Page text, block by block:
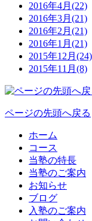
2016年4月(22)
2016年3月(21)
2016年2月(21)
2016年1月(21)
2015年12月(24)
2015年11月(8)
ページの先頭へ戻る
ホーム
コース
当塾の特長
当塾のご案内
お知らせ
ブログ
入塾のご案内